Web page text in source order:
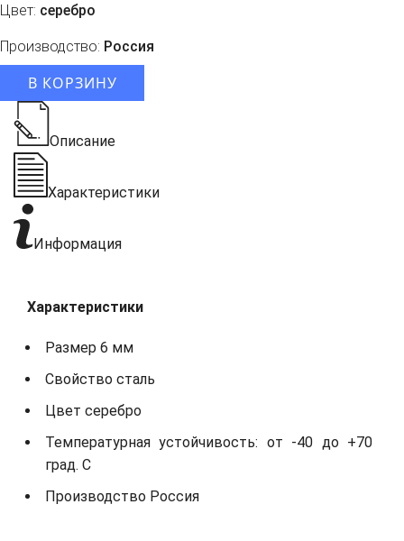
Цвет: серебро
Производство: Россия
В КОРЗИНУ
Описание
Характеристики
Информация
Характеристики
Размер 6 мм
Свойство сталь
Цвет серебро
Температурная устойчивость: от -40 до +70
град. С
Производство Россия